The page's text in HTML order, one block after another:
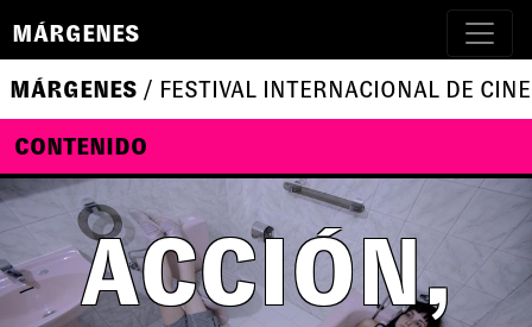
MÁRGENES
MÁRGENES / FESTIVAL INTERNACIONAL DE
CONTENIDO
ACCIÓN,